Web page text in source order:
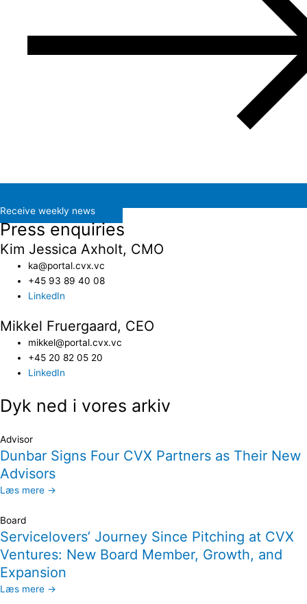
Receive weekly news
Press enquiries
Kim Jessica Axholt, CMO
ka@portal.cvx.vc​
+45 93 89 40 08
LinkedIn
Mikkel Fruergaard, CEO
mikkel@portal.cvx.vc
+45 20 82 05 20
LinkedIn
Dyk ned i vores arkiv
Advisor
Dunbar Signs Four CVX Partners as Their New
Advisors
Læs mere →
Board
Servicelovers’ Journey Since Pitching at CVX
Ventures: New Board Member, Growth, and
Expansion
Læs mere →